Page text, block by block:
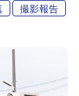
撮影報告